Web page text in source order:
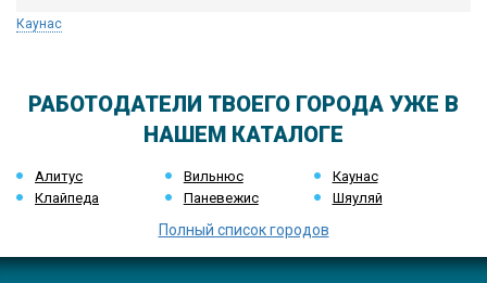
Каунас
РАБОТОДАТЕЛИ ТВОЕГО ГОРОДА УЖЕ В
НАШЕМ КАТАЛОГЕ
Алитус Вильнюс
Каунас
Клайпеда
Паневежис Шяуляй
Полный список городов